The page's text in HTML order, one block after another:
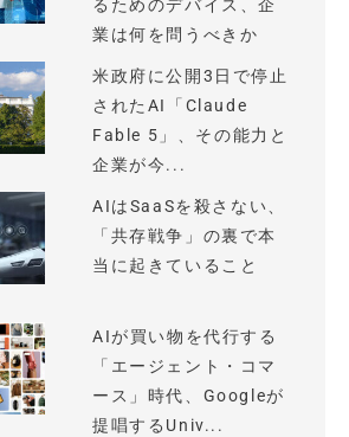
るためのデバイス、企
業は何を問うべきか
米政府に公開3日で停止
されたAI「Claude
Fable 5」、その能力と
企業が今...
AIはSaaSを殺さない、
「共存戦争」の裏で本
当に起きていること
AIが買い物を代行する
「エージェント・コマ
ース」時代、Googleが
提唱するUniv...